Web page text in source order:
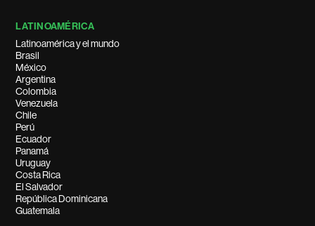
LATINOAMÉRICA
Latinoamérica y el mundo
Brasil
México
Argentina
Colombia
Venezuela
Chile
Perú
Ecuador
Panamá
Uruguay
Costa Rica
El Salvador
República Dominicana
Guatemala